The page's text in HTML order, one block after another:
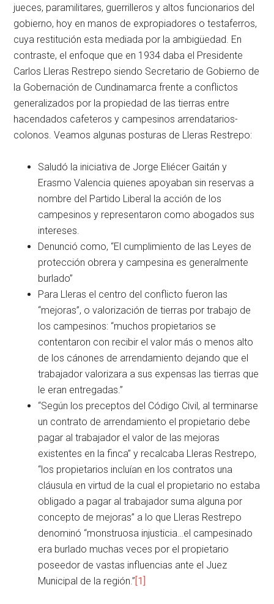
jueces, paramilitares, guerrilleros y altos funcionarios del
gobierno, hoy en manos de expropiadores o testaferros,
cuya restitución esta mediada por la ambigüedad. En
contraste, el enfoque que en 1934 daba el Presidente
Carlos Lleras Restrepo siendo Secretario de Gobierno de
la Gobernación de Cundinamarca frente a conflictos
generalizados por la propiedad de las tierras entre
hacendados cafeteros y campesinos arrendatarios-
colonos. Veamos algunas posturas de Lleras Restrepo:
Saludó la iniciativa de Jorge Eliécer Gaitán y
Erasmo Valencia quienes apoyaban sin reservas a
nombre del Partido Liberal la acción de los
campesinos y representaron como abogados sus
intereses.
Denunció como, “El cumplimiento de las Leyes de
protección obrera y campesina es generalmente
burlado”
Para Lleras el centro del conflicto fueron las
“mejoras”, o valorización de tierras por trabajo de
los campesinos: “muchos propietarios se
contentaron con recibir el valor más o menos alto
de los cánones de arrendamiento dejando que el
trabajador valorizara a sus expensas las tierras que
le eran entregadas.”
“Según los preceptos del Código Civil, al terminarse
un contrato de arrendamiento el propietario debe
pagar al trabajador el valor de las mejoras
existentes en la finca” y recalcaba Lleras Restrepo,
“los propietarios incluían en los contratos una
cláusula en virtud de la cual el propietario no estaba
obligado a pagar al trabajador suma alguna por
concepto de mejoras” a lo que Lleras Restrepo
denominó “monstruosa injusticia…el campesinado
era burlado muchas veces por el propietario
poseedor de vastas influencias ante el Juez
Municipal de la región.”[1]